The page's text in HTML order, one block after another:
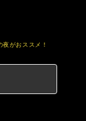
がおススメ！